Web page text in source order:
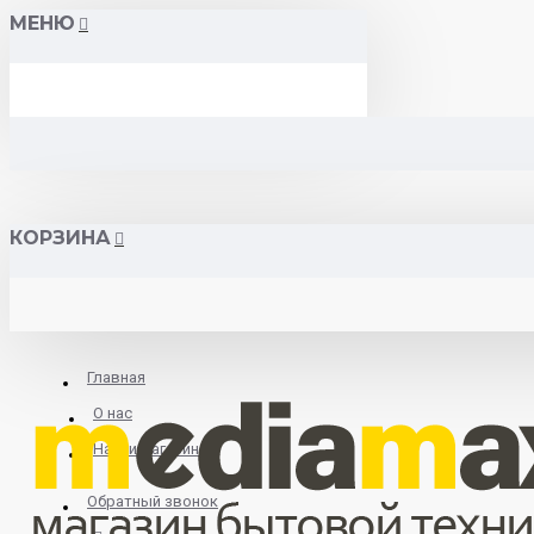
МЕНЮ
КОРЗИНА
Главная
О нас
Найти магазин
Обратный звонок